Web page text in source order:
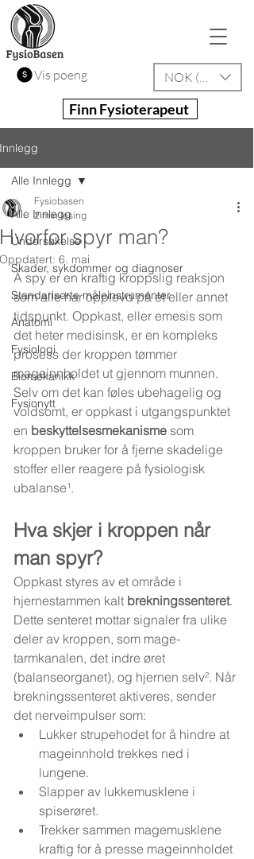
Vis poeng NOK (kr)
Finn Fysioterapeut
Innlegg
Alle Innlegg
Undersøkelse
Skader, sykdommer og diagnoser
Standariserte måleinstrumenter
Anatomi
Fysiologi
Biomekanikk
Fysionytt
Alle Innlegg
Hvorfor spyr man?
Fysiobasen
2 min lesing
Oppdatert: 6. mai
Å spy er en kraftig kroppslig reaksjon
som alle har opplevd på et eller annet
tidspunkt. Oppkast, eller emesis som
det heter medisinsk, er en kompleks
prosess der kroppen tømmer
mageinnholdet ut gjennom munnen.
Selv om det kan føles ubehagelig og
voldsomt, er oppkast i utgangspunktet
en beskyttelsesmekanisme som
kroppen bruker for å fjerne skadelige
stoffer eller reagere på fysiologisk
ubalanse¹.
Hva skjer i kroppen når
man spyr?
Oppkast styres av et område i
hjernestammen kalt brekningssenteret.
Dette senteret mottar signaler fra ulike
deler av kroppen, som mage-
tarmkanalen, det indre øret
(balanseorganet), og hjernen selv². Når
brekningssenteret aktiveres, sender
det nerveimpulser som:
Lukker strupehodet for å hindre at
mageinnhold trekkes ned i
lungene.
Slapper av lukkemusklene i
spiserøret.
Trekker sammen magemusklene
kraftig for å presse mageinnholdet